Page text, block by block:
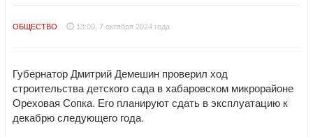
ОБЩЕСТВО 13:00, 7 октября 2024 года
Губернатор Дмитрий Демешин проверил ход
строительства детского сада в хабаровском микрорайоне
Ореховая Сопка. Его планируют сдать в эксплуатацию к
декабрю следующего года.